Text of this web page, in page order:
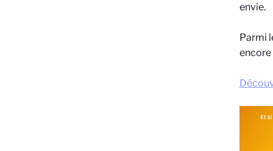
envie.
Parmi
encore